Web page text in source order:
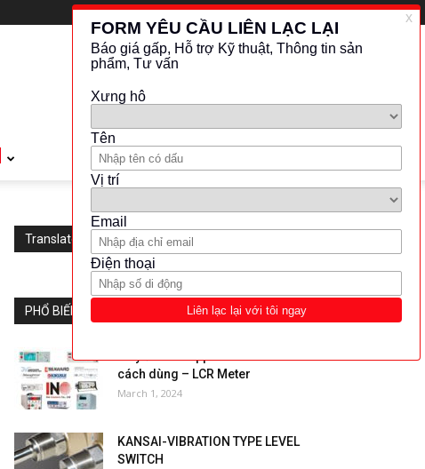
Translate this website
PHỔ BIẾN
cách dùng – LCR Meter
March 1, 2024
KANSAI-VIBRATION TYPE LEVEL
SWITCH